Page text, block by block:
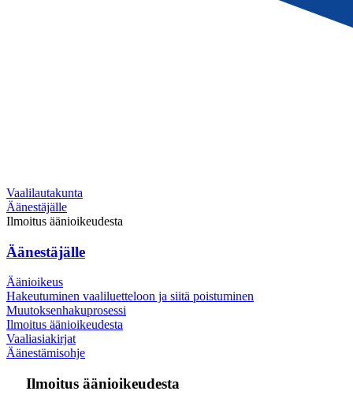
Vaalilautakunta
Äänestäjälle
Ilmoitus äänioikeudesta
Äänestäjälle
Äänioikeus
Hakeutuminen vaaliluetteloon ja siitä poistuminen
Muutoksenhakuprosessi
Ilmoitus äänioikeudesta
Vaaliasiakirjat
Äänestämisohje
Ilmoitus äänioikeudesta